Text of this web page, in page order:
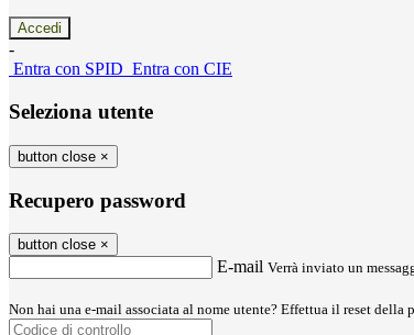
-
Entra con SPID Entra con CIE
Seleziona utente
button close ×
Recupero password
button close ×
E-mail Verrà inviato un
Non hai una e-mail associata al nome utente? Effettua il reset della